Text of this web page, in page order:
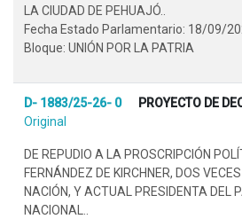
LA CIUDAD DE PEHUAJÓ..
Fecha Estado Parlamentario: 18/09/
Bloque: UNIÓN POR LA PATRIA
D- 1883/25-26- 0 PROYECTO DE
Original
DE REPUDIO A LA PROSCRIPCIÓN
FERNÁNDEZ DE KIRCHNER, DOS
NACIÓN, Y ACTUAL PRESIDENTA DEL
NACIONAL..